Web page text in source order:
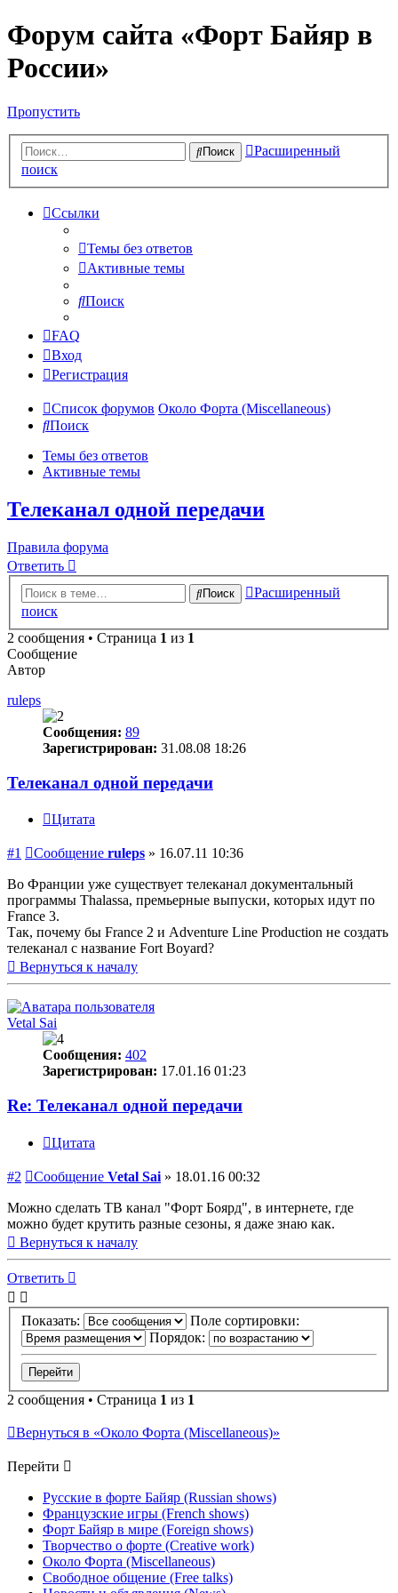
Форум сайта «Форт Байяр в
России»
Пропустить
Поиск
Расширенный
поиск
Ссылки
Темы без ответов
Активные темы
Поиск
FAQ
Вход
Регистрация
Список форумов Около Форта (Miscellaneous)
Поиск
Темы без ответов
Активные темы
Телеканал одной передачи
Правила форума
Ответить
Поиск
Расширенный
поиск
2 сообщения • Страница 1 из 1
Сообщение
Автор
ruleps
Сообщения: 89
Зарегистрирован: 31.08.08 18:26
Телеканал одной передачи
Цитата
#1 Сообщение ruleps » 16.07.11 10:36
Во Франции уже существует телеканал документальный
программы Thalassa, премьерные выпуски, которых идут по
France 3.
Так, почему бы France 2 и Adventure Line Production не создать
телеканал с название Fort Boyard?
Вернуться к началу
Vetal Sai
Сообщения: 402
Зарегистрирован: 17.01.16 01:23
Re: Телеканал одной передачи
Цитата
#2 Сообщение Vetal Sai » 18.01.16 00:32
Можно сделать ТВ канал "Форт Боярд", в интернете, где
можно будет крутить разные сезоны, я даже знаю как.
Вернуться к началу
Ответить
Показать:
Поле сортировки:
Порядок:
2 сообщения • Страница 1 из 1
Вернуться в «Около Форта (Miscellaneous)»
Перейти
Русские в форте Байяр (Russian shows)
Французские игры (French shows)
Форт Байяр в мире (Foreign shows)
Творчество о форте (Creative work)
Около Форта (Miscellaneous)
Свободное общение (Free talks)